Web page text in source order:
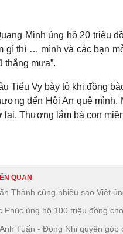
Minh ủng hộ 20 triệu
gì thì … mình và các bạn
thắng mưa”.
Tiểu Vy bày tỏ khi đồng
đến Hội An quê
lại. Thương lắm bà con
QUAN
Thành cùng nhiều sao Việt
Phúc ủng hộ 100 triệu đồng
Tuấn - Đông Nhi quyên góp